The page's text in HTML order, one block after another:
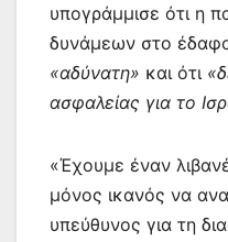
υπογράμμισε ότι η
δυνάμεων στο
«αδύνατη» και ότι
ασφαλείας για το
«Έχουμε έναν
μόνος ικανός να
υπεύθυνος για τη